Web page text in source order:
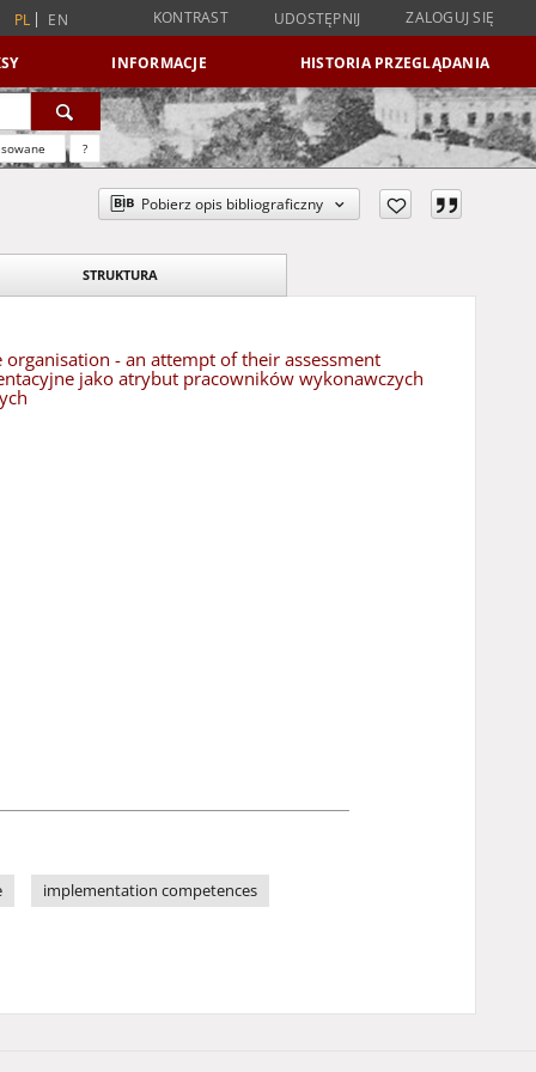
PL EN KONTRAST UDOSTĘPNIJ ZALOGUJ SIĘ
INFORMACJE HISTORIA PRZEGLĄDANIA
?
Pobierz opis bibliograficzny
STRUKTURA
- an attempt of their assessment
jako atrybut pracowników wykonawczych
implementation competences